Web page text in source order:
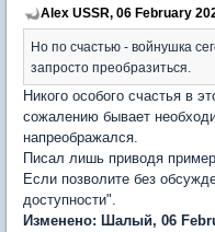
Alex USSR, 06 February
Но по счастью - войнушка
запросто преобразиться.
Никого особого счастья в
сожалению бывает
напреображался.
Писал лишь приводя
Если позволите без
доступности".
Изменено: Шалый, 06